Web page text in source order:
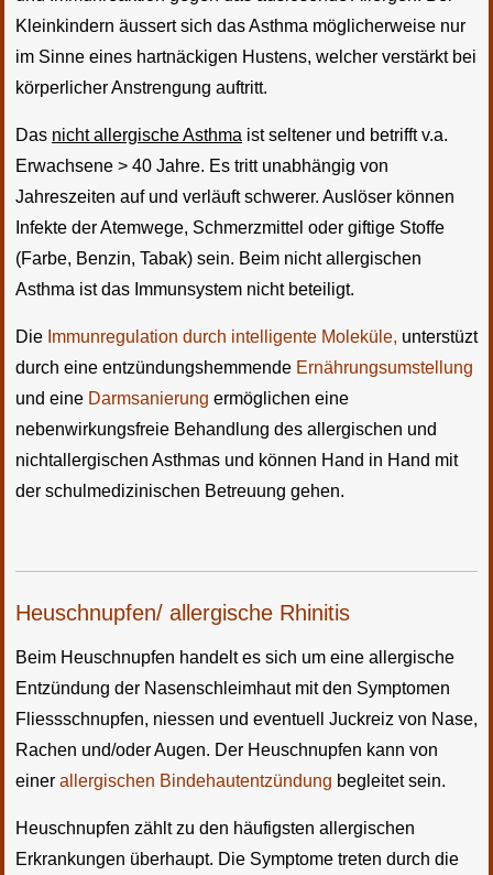
Kleinkindern äussert sich das Asthma möglicherweise nur
im Sinne eines hartnäckigen Hustens, welcher verstärkt bei
körperlicher Anstrengung auftritt.
Das nicht allergische Asthma ist seltener und betrifft v.a.
Erwachsene > 40 Jahre. Es tritt unabhängig von
Jahreszeiten auf und verläuft schwerer. Auslöser können
Infekte der Atemwege, Schmerzmittel oder giftige Stoffe
(Farbe, Benzin, Tabak) sein. Beim nicht allergischen
Asthma ist das Immunsystem nicht beteiligt.
Die Immunregulation durch intelligente Moleküle, unterstüzt
durch eine entzündungshemmende Ernährungsumstellung
und eine Darmsanierung ermöglichen eine
nebenwirkungsfreie Behandlung des allergischen und
nichtallergischen Asthmas und können Hand in Hand mit
der schulmedizinischen Betreuung gehen.
Heuschnupfen/ allergische Rhinitis
Beim Heuschnupfen handelt es sich um eine allergische
Entzündung der Nasenschleimhaut mit den Symptomen
Fliessschnupfen, niessen und eventuell Juckreiz von Nase,
Rachen und/oder Augen. Der Heuschnupfen kann von
einer allergischen Bindehautentzündung begleitet sein.
Heuschnupfen zählt zu den häufigsten allergischen
Erkrankungen überhaupt. Die Symptome treten durch die